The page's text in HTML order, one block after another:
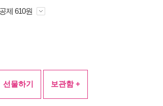
제 610원
선물하기 보관함 +